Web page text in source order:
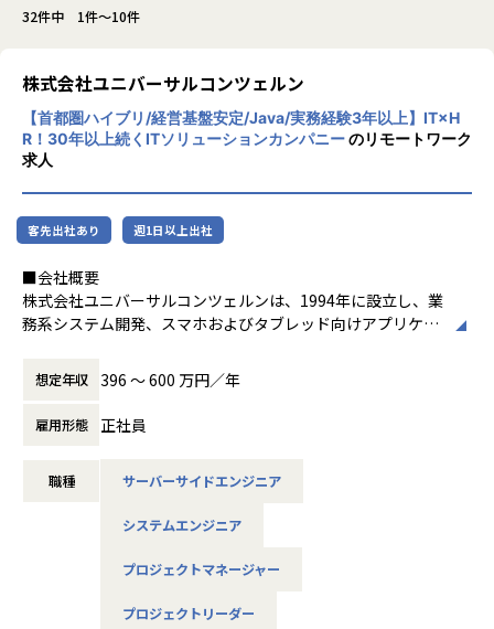
32件中 1件～10件
株式会社ユニバーサルコンツェルン
【首都圏ハイブリ/経営基盤安定/Java/実務経験3年以上】IT×H
R！30年以上続くITソリューションカンパニーのリモートワーク
求人
客先出社あり 週1日以上出社
■会社概要
株式会社ユニバーサルコンツェルンは、1994年に設立し、業
務系システム開発、スマホおよびタブレッド向けアプリケー
パニーです。
IT×HRをキーワードに、国内に限らず、海外の視点でビジネ
スを考え、海外展開可能な技術・サービスを提供できる会社
を目指し、邁進してきました。
人ひとりが成長を続けています。
員旅行や懇親会などで社員同士の交流を深めていましたが、
活性化を図っています。
想定年収 396 〜 600 万円／年
雇用形態 正社員
職種 サーバーサイドエンジニア
システムエンジニア
プロジェクトマネージャー
プロジェクトリーダー